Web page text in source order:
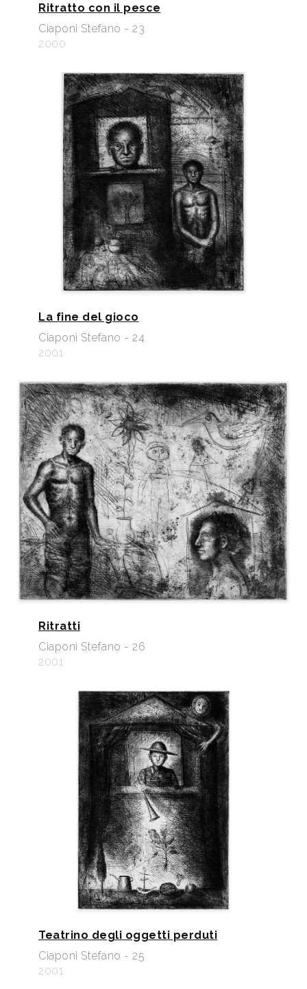
Ritratto con il pesce
Ciaponi Stefano - 23
2000
La fine del gioco
Ciaponi Stefano - 24
2001
Ritratti
Ciaponi Stefano - 26
2001
Teatrino degli oggetti perduti
Ciaponi Stefano - 25
2001